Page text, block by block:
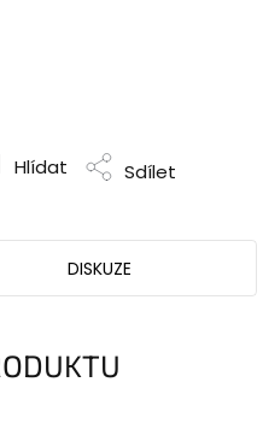
Hlídat Sdílet
DISKUZE